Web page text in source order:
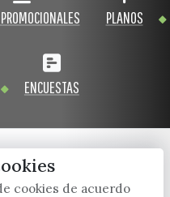
PLANOS
ENCUESTAS
youtube instagram
cookies de acuerdo